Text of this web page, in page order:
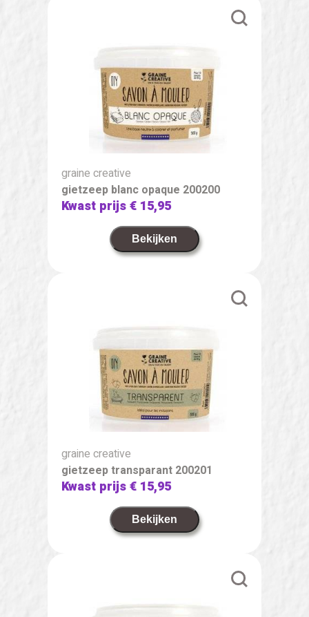
graine creative
gietzeep blanc opaque 200200
Kwast prijs€ 15,95
Bekijken
graine creative
gietzeep transparant 200201
Kwast prijs€ 15,95
Bekijken